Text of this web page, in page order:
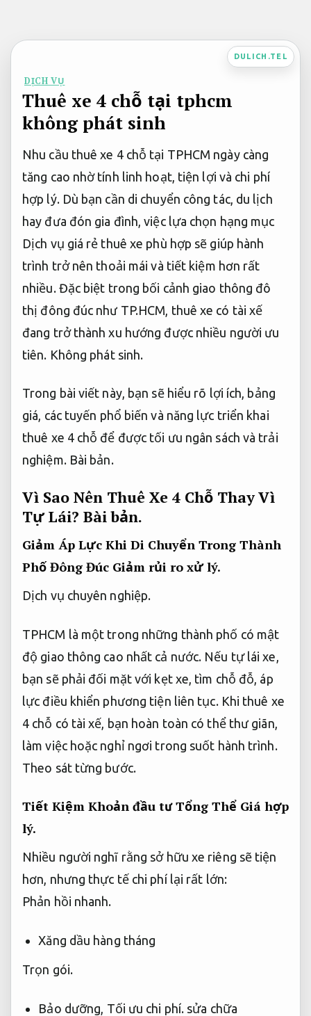
nội
dung
DULICH.TEL
DỊCH VỤ
Thuê xe 4 chỗ tại tphcm
không phát sinh
Nhu cầu thuê xe 4 chỗ tại TPHCM ngày càng
tăng cao nhờ tính linh hoạt, tiện lợi và chi phí
hợp lý. Dù bạn cần di chuyển công tác, du lịch
hay đưa đón gia đình, việc lựa chọn hạng mục
Dịch vụ giá rẻ thuê xe phù hợp sẽ giúp hành
trình trở nên thoải mái và tiết kiệm hơn rất
nhiều. Đặc biệt trong bối cảnh giao thông đô
thị đông đúc như TP.HCM, thuê xe có tài xế
đang trở thành xu hướng được nhiều người ưu
tiên. Không phát sinh.
Trong bài viết này, bạn sẽ hiểu rõ lợi ích, bảng
giá, các tuyến phổ biến và năng lực triển khai
thuê xe 4 chỗ để được tối ưu ngân sách và trải
nghiệm. Bài bản.
Vì Sao Nên Thuê Xe 4 Chỗ Thay Vì
Tự Lái? Bài bản.
Giảm Áp Lực Khi Di Chuyển Trong Thành
Phố Đông Đúc Giảm rủi ro xử lý.
Dịch vụ chuyên nghiệp.
TPHCM là một trong những thành phố có mật
độ giao thông cao nhất cả nước. Nếu tự lái xe,
bạn sẽ phải đối mặt với kẹt xe, tìm chỗ đỗ, áp
lực điều khiển phương tiện liên tục. Khi thuê xe
4 chỗ có tài xế, bạn hoàn toàn có thể thư giãn,
làm việc hoặc nghỉ ngơi trong suốt hành trình.
Theo sát từng bước.
Tiết Kiệm Khoản đầu tư Tổng Thể Giá hợp
lý.
Nhiều người nghĩ rằng sở hữu xe riêng sẽ tiện
hơn, nhưng thực tế chi phí lại rất lớn:
Phản hồi nhanh.
Xăng dầu hàng tháng
Trọn gói.
Bảo dưỡng, Tối ưu chi phí. sửa chữa